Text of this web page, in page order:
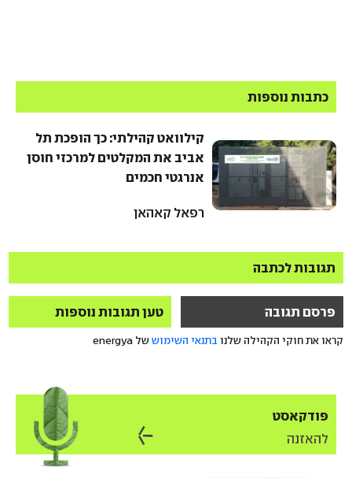
כתבות נוספות
קילוואט קהילתי: כך הופכת תל
אביב את המקלטים למרכזי חוסן
אנרגטי חכמים
רפאל קאהאן
תגובות לכתבה
פרסם תגובה טען תגובות נוספות
קראו את חוקי הקהילה שלנו בתנאי השימוששל energya
פודקאסט
להאזנה